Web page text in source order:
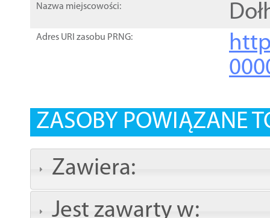
Nazwa miejscowości:
Adres URI zasobu PRNG:
ZASOBY POWIĄZANE
Zawiera:
Jest zawarty w: